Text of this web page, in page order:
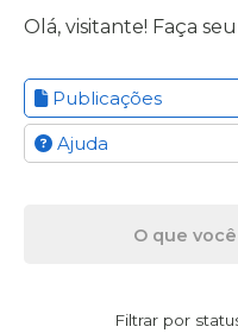
Olá, visitante! Faça seu
Publicações
Ajuda
Filtrar por